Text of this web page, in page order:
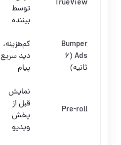
TrueView
توسط
بیننده
Bumper
Ads (۶
ثانیه)
کم‌هزینه،
دید سریع
پیام
Pre-roll
نمایش
قبل از
پخش
ویدیو